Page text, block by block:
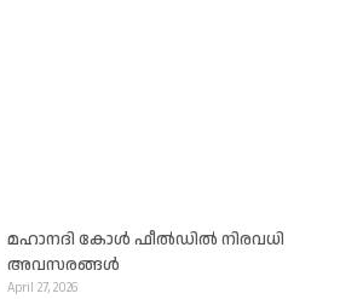
മഹാനദി കോൾ ഫീൽഡിൽ നിരവധി
അവസരങ്ങൾ
April 27, 2026